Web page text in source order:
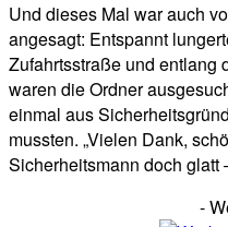
Und dieses Mal war auch
angesagt: Entspannt
Zufahrtsstraße und entlang
waren die Ordner
einmal aus
mussten. „Vielen Dank,
Sicherheitsmann doch glatt
-